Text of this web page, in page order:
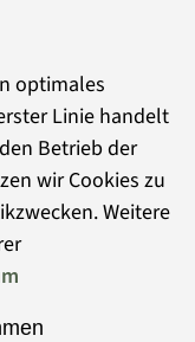
seit 1993
und
die
wird die
historischen
die Standorte
optimales
Linie handelt
Betrieb der
wir Cookies zu
Weitere